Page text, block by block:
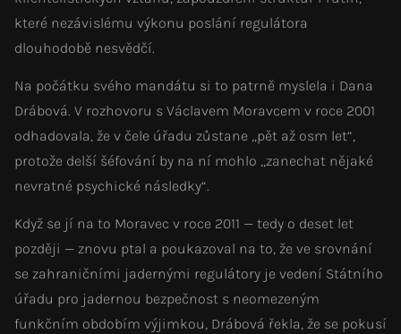
které nezávislému výkonu poslání regulátora
dlouhodobě nesvědčí.
Na počátku svého mandátu si to patrně myslela i Dana
Drábová. V rozhovoru s Václavem Moravcem v roce 2001
odhadovala, že v čele úřadu zůstane „pět až osm let“,
protože delší šéfování by na ní mohlo „zanechat nějaké
nevratné psychické následky“.
Když se jí na to Moravec v roce 2011 — tedy o deset let
později — znovu ptal a poukazoval na to, že ve srovnání
se zahraničními jadernými regulátory je vedení Státního
úřadu pro jadernou bezpečnost s neomezeným
funkčním obdobím výjimkou, Drábová řekla, že se pokusí